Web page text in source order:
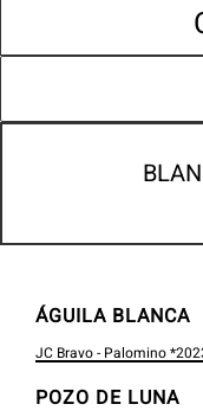
ÁGUILA BLANCA
JC Bravo - Palomino
POZO DE LUNA